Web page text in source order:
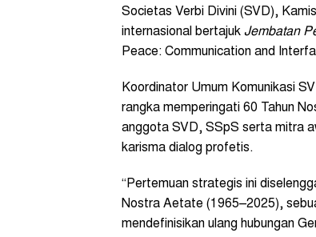
Societas Verbi Divini (SVD),
internasional bertajuk Jembatan
Peace: Communication and
Koordinator Umum Komunikasi
rangka memperingati 60 Tahun
anggota SVD, SSpS serta mitra
karisma dialog profetis.
“Pertemuan strategis ini
Nostra Aetate (1965–2025),
mendefinisikan ulang hubungan